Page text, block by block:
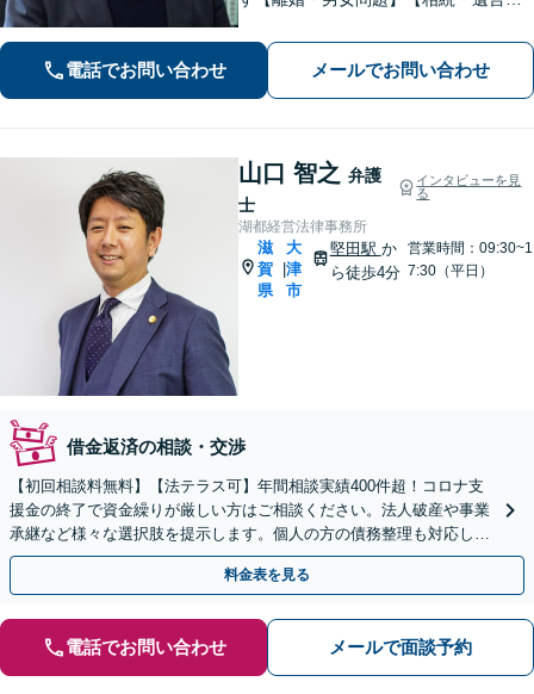
求、開示請求、損害賠償請求】【労
働・雇用：事業会社での勤務経験あ
り】まで幅広くご相談に応じます【We
b面談OK】
電話でお問い合わせ メールでお問い合わせ
山口 智之 弁護
士
インタビューを見
る
湖都経営法律事務所
滋
賀
県
大
津
市
堅田駅 か
ら徒歩4分
営業時間：09:30~1
7:30（平日）
借金返済の相談・交渉
【初回相談料無料】【法テラス可】年間相談実績400件超！コロナ支
援金の終了で資金繰りが厳しい方はご相談ください。法人破産や事業
承継など様々な選択肢を提示します。個人の方の債務整理も対応して
います【堅田駅4分】【無料駐車場あり】
料金表を見る
電話でお問い合わせ メールで面談予約